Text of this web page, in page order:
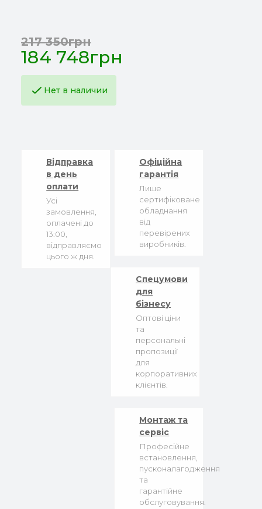
184 748грн
217 350грн
Нет в наличии
Відправка
в день
оплати
Усі
замовлення,
оплачені до
13:00,
відправляємо
цього ж дня.
Офіційна
гарантія
Лише
сертифіковане
обладнання
від
перевірених
виробників.
Спецумови
для
бізнесу
Оптові ціни
та
персональні
пропозиції
для
корпоративних
клієнтів.
Монтаж та
сервіс
Професійне
встановлення,
пусконалагодження
та
гарантійне
обслуговування.